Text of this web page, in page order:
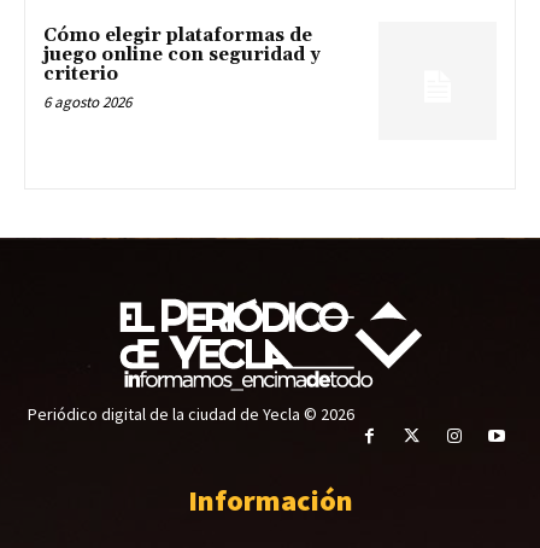
Cómo elegir plataformas de
juego online con seguridad y
criterio
6 agosto 2026
Periódico digital de la ciudad de Yecla © 2026
Información